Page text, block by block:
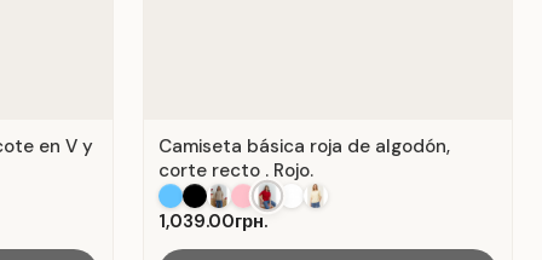
en V y
Camiseta básica roja de algodón,
corte recto . Rojo.
1,039.00грн.